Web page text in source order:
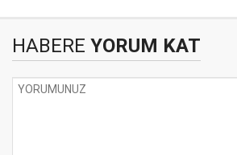
HABERE YORUM KAT